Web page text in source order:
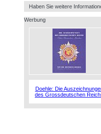
Haben Sie weitere
Werbung
Doehle: Die
des Grossdeutschen